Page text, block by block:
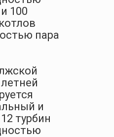
100
пара
и
турбин